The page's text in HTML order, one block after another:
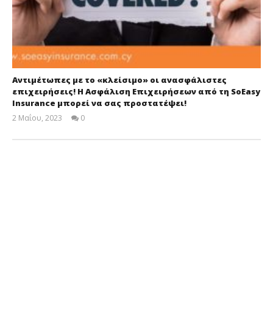
Αντιμέτωπες με το «κλείσιμο» οι ανασφάλιστες
επιχειρήσεις! Η Ασφάλιση Επιχειρήσεων από τη SoEasy
Insurance μπορεί να σας προστατέψει!
2 Μαΐου, 2023
Insurance
0